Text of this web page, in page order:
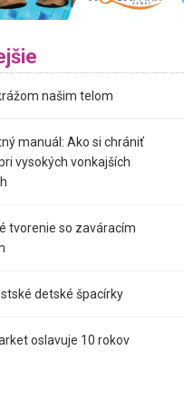
našim telom
manuál: Ako si chrániť
vysokých vonkajších
tvorenie so zaváracím
detské špacírky
oslavuje 10 rokov